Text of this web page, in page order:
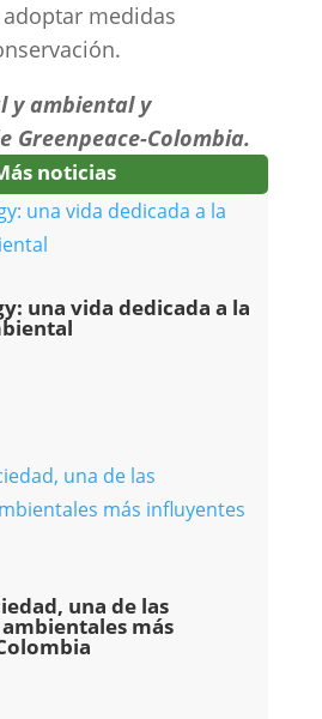
medidas
y ambiental y
Greenpeace-Colombia.
noticias
una vida dedicada a la
una de las
más